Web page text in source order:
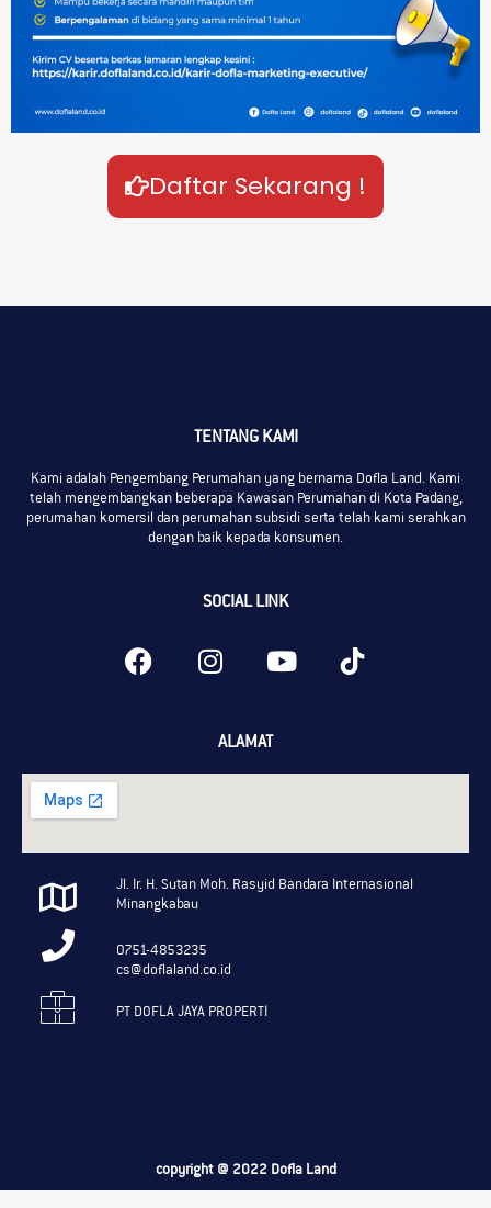
Daftar Sekarang !
TENTANG KAMI
Kami adalah Pengembang Perumahan yang bernama Dofla Land. Kami
telah mengembangkan beberapa Kawasan Perumahan di Kota Padang,
perumahan komersil dan perumahan subsidi serta telah kami serahkan
dengan baik kepada konsumen.
SOCIAL LINK
ALAMAT
Jl. Ir. H. Sutan Moh. Rasyid Bandara Internasional
Minangkabau
0751-4853235
cs@doflaland.co.id
PT DOFLA JAYA PROPERTI
copyright @ 2022 Dofla Land